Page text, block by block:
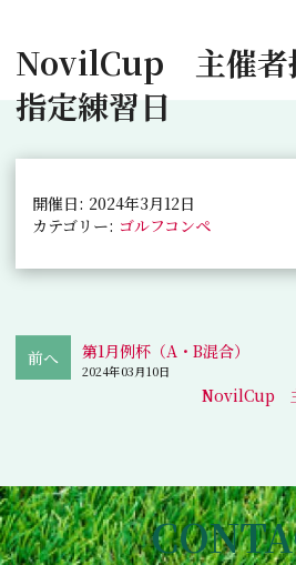
NovilCup 主催者
指定練習日
開催日: 2024年3月12日
カテゴリー: ゴルフコンペ
第1月例杯（A・B混合）
2024年03月10日
NovilCup